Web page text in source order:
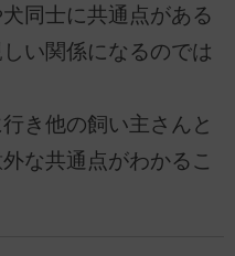
同士に共通点がある
い関係になるのでは
き他の飼い主さんと
な共通点がわかるこ